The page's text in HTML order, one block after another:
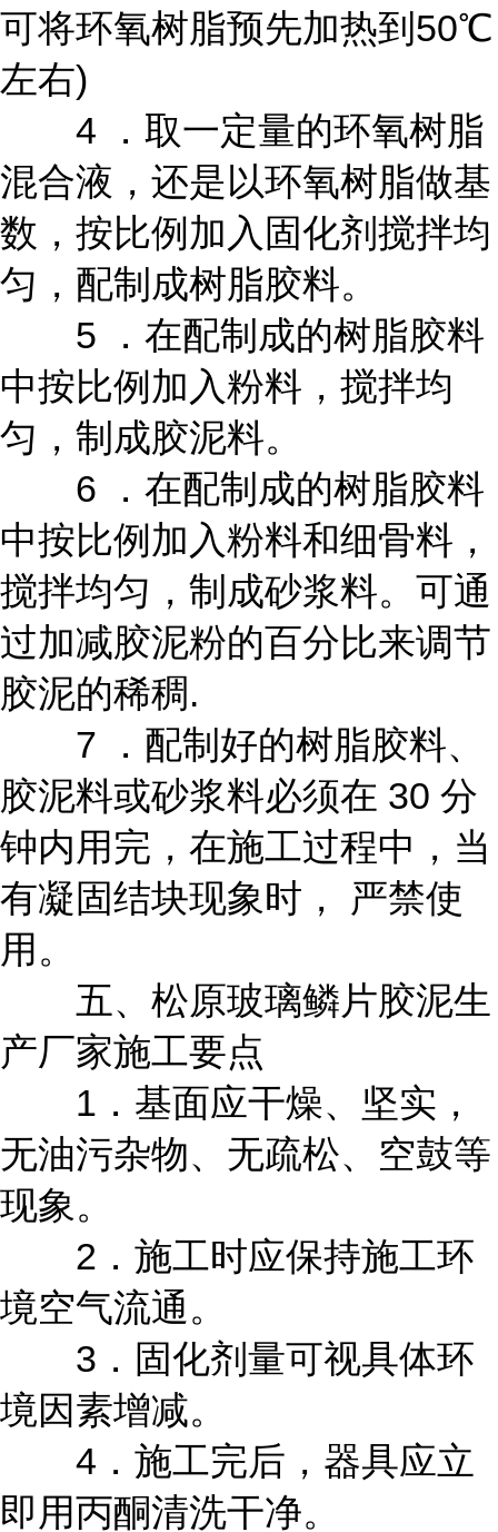
可将环氧树脂预先加热到50℃
左右)
4 ．取一定量的环氧树脂
混合液，还是以环氧树脂做基
数，按比例加入固化剂搅拌均
匀，配制成树脂胶料。
5 ．在配制成的树脂胶料
中按比例加入粉料，搅拌均
匀，制成胶泥料。
6 ．在配制成的树脂胶料
中按比例加入粉料和细骨料，
搅拌均匀，制成砂浆料。可通
过加减胶泥粉的百分比来调节
胶泥的稀稠.
7 ．配制好的树脂胶料、
胶泥料或砂浆料必须在 30 分
钟内用完，在施工过程中，当
有凝固结块现象时， 严禁使
用。
五、松原玻璃鳞片胶泥生
产厂家施工要点
1．基面应干燥、坚实，
无油污杂物、无疏松、空鼓等
现象。
2．施工时应保持施工环
境空气流通。
3．固化剂量可视具体环
境因素增减。
4．施工完后，器具应立
即用丙酮清洗干净。